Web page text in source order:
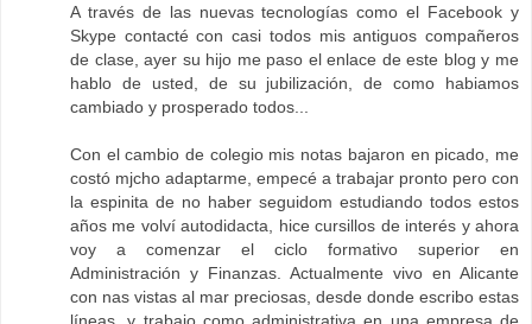
A través de las nuevas tecnologías como el Facebook y
Skype contacté con casi todos mis antiguos compañeros
de clase, ayer su hijo me paso el enlace de este blog y me
hablo de usted, de su jubilización, de como habiamos
cambiado y prosperado todos...
Con el cambio de colegio mis notas bajaron en picado, me
costó mjcho adaptarme, empecé a trabajar pronto pero con
la espinita de no haber seguidom estudiando todos estos
años me volví autodidacta, hice cursillos de interés y ahora
voy a comenzar el ciclo formativo superior en
Administración y Finanzas. Actualmente vivo en Alicante
con nas vistas al mar preciosas, desde donde escribo estas
líneas, y trabajo como administrativa en una empresa de